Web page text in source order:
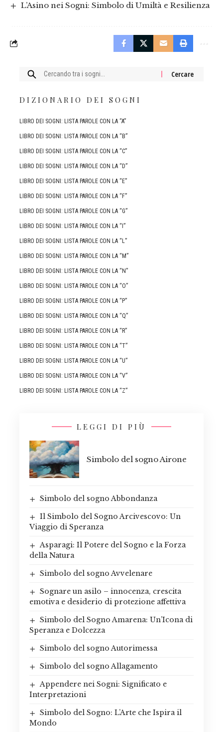
L’Asino nei Sogni: Simbolo di Umiltà e Resilienza
Cercare:
DIZIONARIO DEI SOGNI
LIBRO DEI SOGNI: LISTA PAROLE CON LA “A”
LIBRO DEI SOGNI: LISTA PAROLE CON LA “B”
LIBRO DEI SOGNI: LISTA PAROLE CON LA “C”
LIBRO DEI SOGNI: LISTA PAROLE CON LA “D”
LIBRO DEI SOGNI: LISTA PAROLE CON LA “E”
LIBRO DEI SOGNI: LISTA PAROLE CON LA “F”
LIBRO DEI SOGNI: LISTA PAROLE CON LA “G”
LIBRO DEI SOGNI: LISTA PAROLE CON LA “I”
LIBRO DEI SOGNI: LISTA PAROLE CON LA “L”
LIBRO DEI SOGNI: LISTA PAROLE CON LA “M”
LIBRO DEI SOGNI: LISTA PAROLE CON LA “N”
LIBRO DEI SOGNI: LISTA PAROLE CON LA “O”
LIBRO DEI SOGNI: LISTA PAROLE CON LA “P”
LIBRO DEI SOGNI: LISTA PAROLE CON LA “Q”
LIBRO DEI SOGNI: LISTA PAROLE CON LA “R”
LIBRO DEI SOGNI: LISTA PAROLE CON LA “T”
LIBRO DEI SOGNI: LISTA PAROLE CON LA “U”
LIBRO DEI SOGNI: LISTA PAROLE CON LA “V”
LIBRO DEI SOGNI: LISTA PAROLE CON LA “Z”
LEGGI DI PIÙ
Simbolo del sogno Airone
Simbolo del sogno Abbondanza
Il Simbolo del Sogno Arcivescovo: Un
Viaggio di Speranza
Asparagi: Il Potere del Sogno e la Forza
della Natura
Simbolo del sogno Avvelenare
Sognare un asilo – innocenza, crescita
emotiva e desiderio di protezione affettiva
Simbolo del Sogno Amarena: Un’Icona di
Speranza e Dolcezza
Simbolo del sogno Autorimessa
Simbolo del sogno Allagamento
Appendere nei Sogni: Significato e
Interpretazioni
Simbolo del Sogno: L’Arte che Ispira il
Mondo